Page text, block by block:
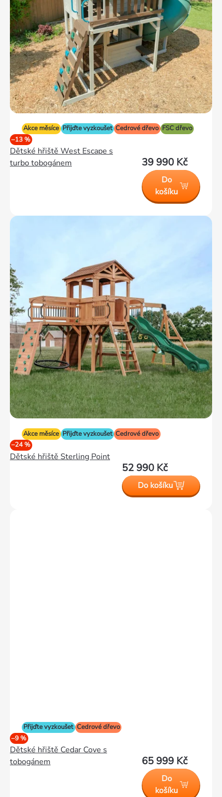
Akce měsíce Přijďte vyzkoušet Cedrové dřevo FSC dřevo
–13 %
Dětské hřiště West Escape s
turbo tobogánem
39 990 Kč
Do
košíku
Akce měsíce Přijďte vyzkoušet Cedrové dřevo
–24 %
Dětské hřiště Sterling Point
52 990 Kč
Do košíku
Přijďte vyzkoušet Cedrové dřevo
–9 %
Dětské hřiště Cedar Cove s
tobogánem
65 999 Kč
Do
košíku